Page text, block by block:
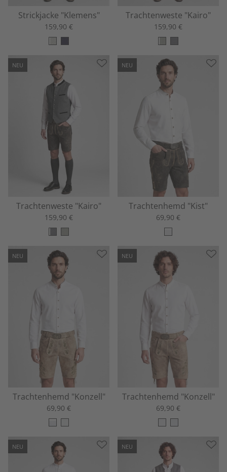
Strickjacke "Klemens"
159,90 €
Trachtenweste "Kairo"
159,90 €
NEU
Trachtenweste "Kairo"
159,90 €
NEU
Trachtenhemd "Kist"
69,90 €
NEU
Trachtenhemd "Konzell"
69,90 €
NEU
Trachtenhemd "Konzell"
69,90 €
NEU NEU